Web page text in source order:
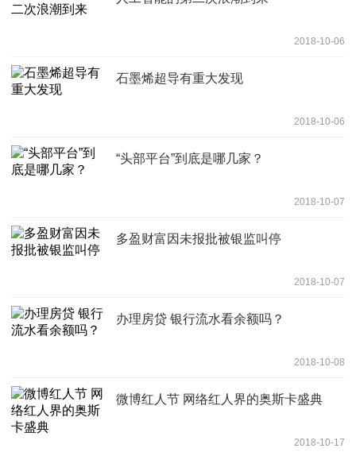
2018-10-06
石墨烯超导有重大发现
2018-10-06
“头部平台”到底是哪几家？
2018-10-07
多盈财富因未报批被银监叫停
2018-10-07
办理房贷 银行流水看余额吗？
2018-10-08
微博红人节 网络红人界的奥斯卡盛典
2018-10-17